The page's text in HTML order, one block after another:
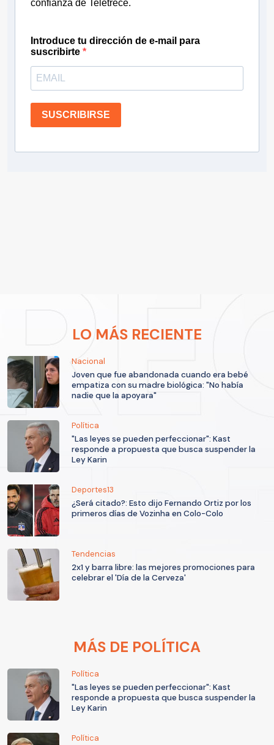
confianza de Teletrece.
Introduce tu dirección de e-mail para
suscribirte
SUSCRIBIRSE
LO MÁS RECIENTE
Nacional
Joven que fue abandonada cuando era bebé
empatiza con su madre biológica: "No había
nadie que la apoyara"
Política
"Las leyes se pueden perfeccionar": Kast
responde a propuesta que busca suspender la
Ley Karin
Deportes13
¿Será citado?: Esto dijo Fernando Ortiz por los
primeros días de Vozinha en Colo-Colo
Tendencias
2x1 y barra libre: las mejores promociones para
celebrar el 'Día de la Cerveza'
MÁS DE POLÍTICA
Política
"Las leyes se pueden perfeccionar": Kast
responde a propuesta que busca suspender la
Ley Karin
Política